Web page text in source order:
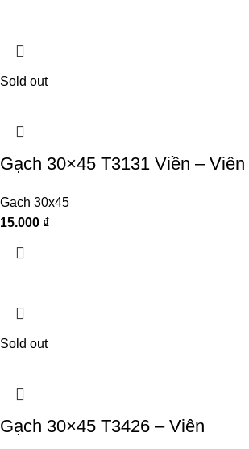
Sold out
Gạch 30×45 T3131 Viền – Viên
Gạch 30x45
15.000 ₫
Sold out
Gạch 30×45 T3426 – Viên